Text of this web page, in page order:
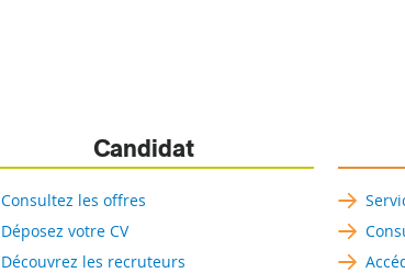
Candidat
Consultez les offres
Déposez votre CV
Découvrez les recruteurs